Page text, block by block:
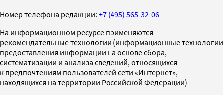
Номер телефона редакции: +7 (495) 565-32-06
На информационном ресурсе применяются
рекомендательные технологии (информационные технологии
предоставления информации на основе сбора,
систематизации и анализа сведений, относящихся
к предпочтениям пользователей сети «Интернет»,
находящихся на территории Российской Федерации)